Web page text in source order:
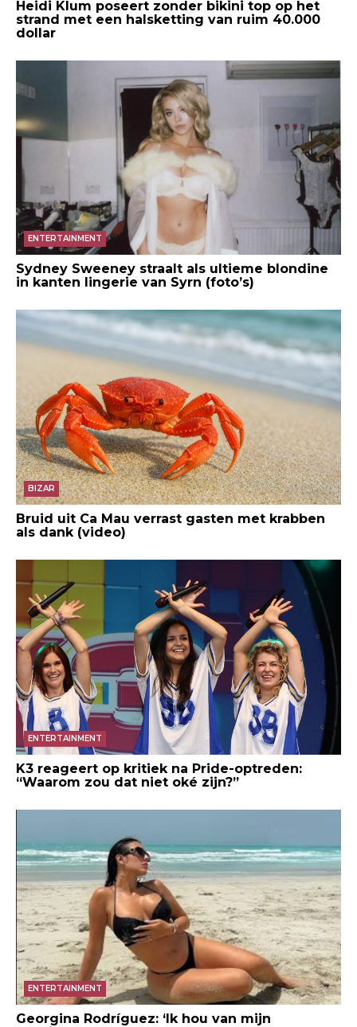
Heidi Klum poseert zonder bikini top op het
strand met een halsketting van ruim 40.000
dollar
ENTERTAINMENT
Sydney Sweeney straalt als ultieme blondine
in kanten lingerie van Syrn (foto’s)
BIZAR
Bruid uit Ca Mau verrast gasten met krabben
als dank (video)
ENTERTAINMENT
K3 reageert op kritiek na Pride-optreden:
“Waarom zou dat niet oké zijn?”
ENTERTAINMENT
Georgina Rodríguez: ‘Ik hou van mijn